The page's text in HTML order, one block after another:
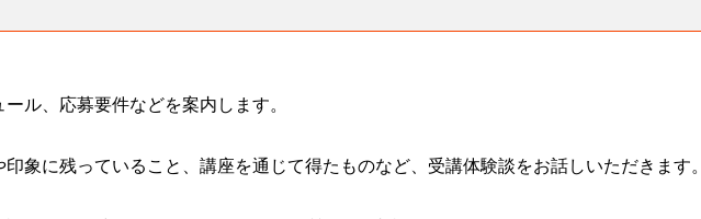
ル、応募要件などを案内します。
象に残っていること、講座を通じて得たものなど、受講体験談をお話しいただきます。